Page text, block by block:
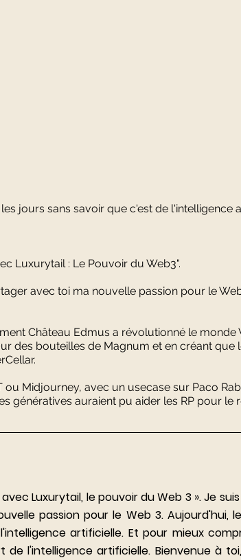
jours sans savoir que c'est de l'intelligence
Luxurytail : Le Pouvoir du Web3".
avec toi ma nouvelle passion pour le
Château Edmus a révolutionné le monde
des bouteilles de Magnum et en créant que
ou Midjourney, avec un usecase sur Paco
génératives auraient pu aider les RP pour le
Luxurytail, le pouvoir du Web 3 ». Je
passion pour le Web 3. Aujourd'hui,
artificielle. Et pour mieux
l'intelligence artificielle. Bienvenue à